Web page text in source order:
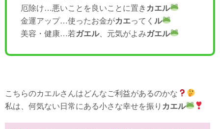
厄除け…悪いことを良いことに置き カエル
金運アップ…使ったお金がカエってく ル
美容・健康…若ガエル、元気がよみガエル
こちらのカエルさんはどんなご利益があるのかな
私は、何気ない日常にある小さな幸せを振り カエル